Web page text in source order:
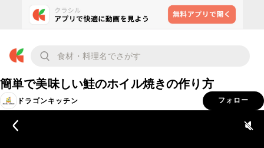
簡単で美味しい鮭のホイル焼きの作り方
ドラゴンキッチン フォロー